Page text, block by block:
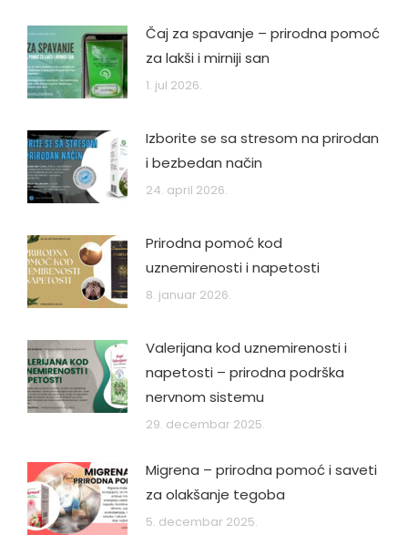
Čaj za spavanje – prirodna pomoć
za lakši i mirniji san
1. jul 2026.
Izborite se sa stresom na prirodan
i bezbedan način
24. april 2026.
Prirodna pomoć kod
uznemirenosti i napetosti
8. januar 2026.
Valerijana kod uznemirenosti i
napetosti – prirodna podrška
nervnom sistemu
29. decembar 2025.
Migrena – prirodna pomoć i saveti
za olakšanje tegoba
5. decembar 2025.